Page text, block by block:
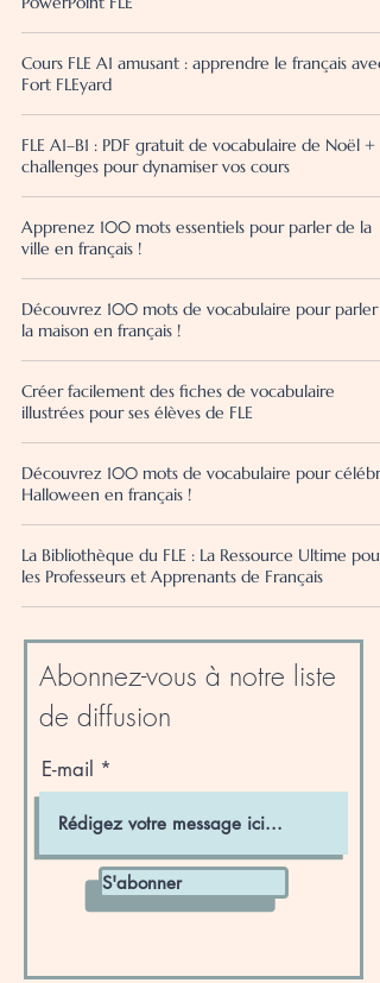
Cours FLE A1 amusant : apprendre le français avec
Fort FLEyard
FLE A1–B1 : PDF gratuit de vocabulaire de Noël +
challenges pour dynamiser vos cours
Apprenez 100 mots essentiels pour parler de la
ville en français !
Découvrez 100 mots de vocabulaire pour parler
la maison en français !
Créer facilement des fiches de vocabulaire
illustrées pour ses élèves de FLE
Découvrez 100 mots de vocabulaire pour
Halloween en français !
La Bibliothèque du FLE : La Ressource Ultime pour
les Professeurs et Apprenants de Français
Abonnez-vous à notre liste
de diffusion
E-mail
S'abonner